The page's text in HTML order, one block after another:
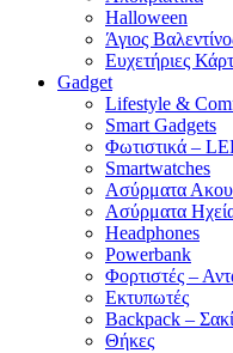
Halloween
Άγιος
Ευχετήριες
Gadget
Lifestyle &
Smart Gadgets
Φωτιστικά –
Smartwatches
Ασύρματα
Ασύρματα
Headphones
Powerbank
Φορτιστές –
Εκτυπωτές
Backpack –
Θήκες